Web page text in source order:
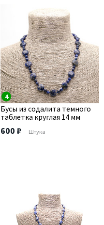
4
Бусы из содалита темного
таблетка круглая 14 мм
600 ₽ Штука